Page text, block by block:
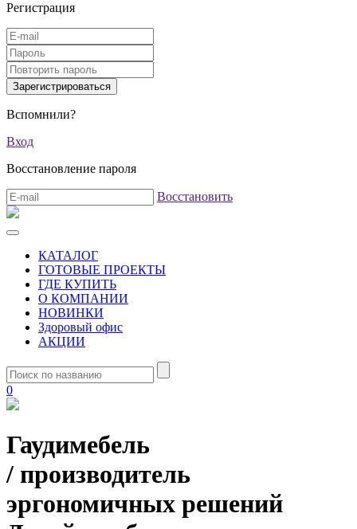
Регистрация
Вспомнили?
Вход
Восстановление пароля
Восстановить
КАТАЛОГ
ГОТОВЫЕ ПРОЕКТЫ
ГДЕ КУПИТЬ
О КОМПАНИИ
НОВИНКИ
Здоровый офис
АКЦИИ
0
Гаудимебель
/ производитель
эргономичных решений